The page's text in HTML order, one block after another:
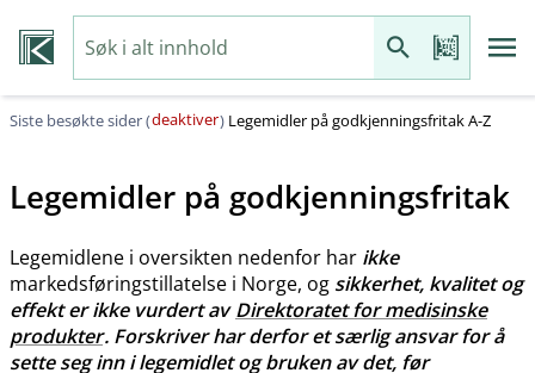
Siste besøkte sider (deaktiver) Legemidler på godkjenningsfritak A-Z
Legemidler på godkjenningsfritak
Legemidlene i oversikten nedenfor har ikke
markedsføringstillatelse i Norge, og sikkerhet, kvalitet og
effekt er ikke vurdert avDirektoratet for medisinske
produkter. Forskriver har derfor et særlig ansvar for å
sette seg inn i legemidlet og bruken av det, før